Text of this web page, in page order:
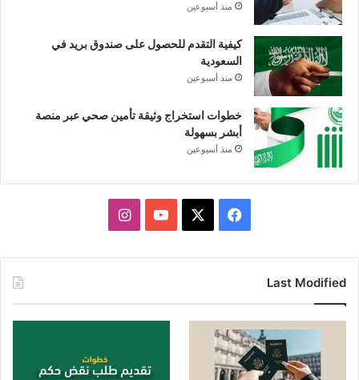
منذ أسبوعين
كيفية التقدم للحصول على صندوق بريد في
السعودية
منذ أسبوعين
خطوات استخراج وثيقة تأمين صحي عبر منصة
أبشر بسهولة
منذ أسبوعين
فيسبوك يوتيوبانستقرام
Last Modified